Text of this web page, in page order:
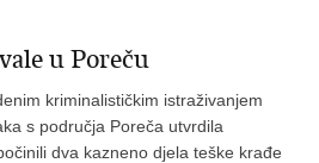
u Poreču
kriminalističkim istraživanjem
s područja Poreča utvrdila
dva kazneno djela teške krađe